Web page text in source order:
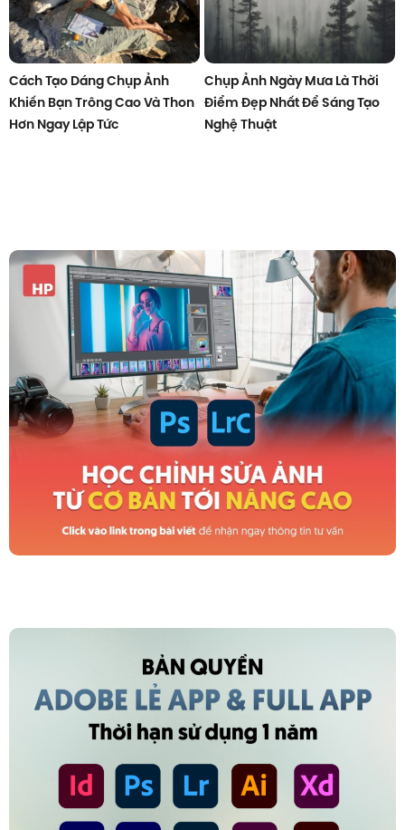
Cách Tạo Dáng Chụp Ảnh
Khiến Bạn Trông Cao Và Thon
Hơn Ngay Lập Tức
Chụp Ảnh Ngày Mưa Là Thời
Điểm Đẹp Nhất Để Sáng Tạo
Nghệ Thuật